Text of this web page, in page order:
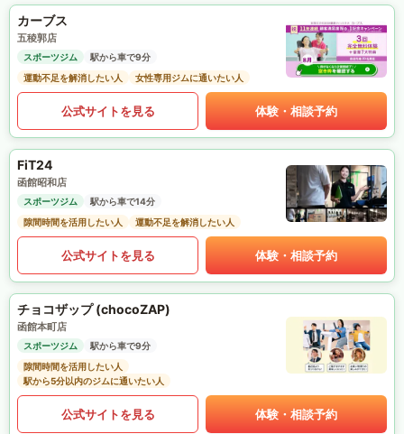
カーブス
五稜郭店
スポーツジム
駅から車で9分
運動不足を解消したい人
女性専用ジムに通いたい人
公式サイトを見る 体験・相談予約
FiT24
函館昭和店
スポーツジム
駅から車で14分
隙間時間を活用したい人
運動不足を解消したい人
公式サイトを見る 体験・相談予約
チョコザップ (chocoZAP)
函館本町店
スポーツジム
駅から車で9分
隙間時間を活用したい人
駅から5分以内のジムに通いたい人
公式サイトを見る 体験・相談予約